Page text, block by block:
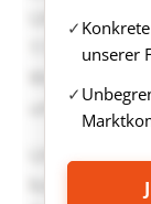
unserer